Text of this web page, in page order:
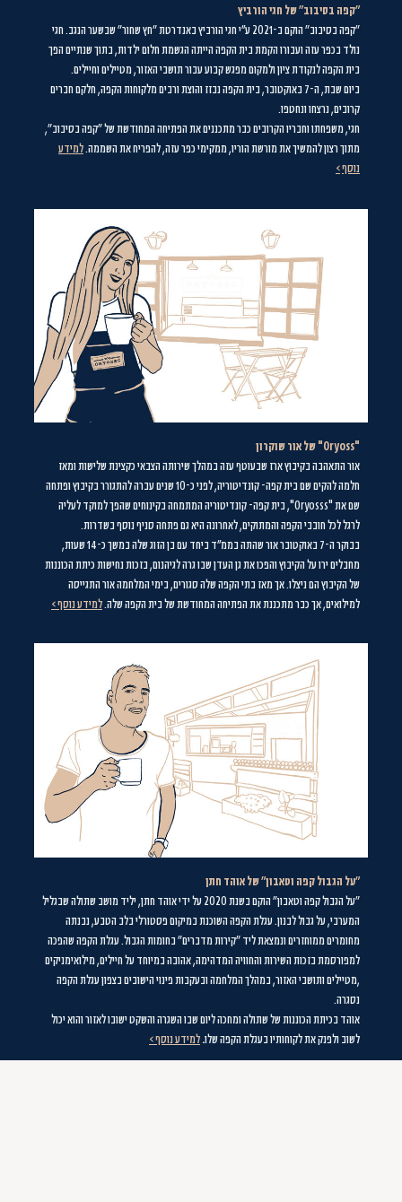
"קפה בסיבוב" של חגי הורביץ
"קפה בסיבוב" הוקם ב-2021 ע''י חגי הורביץ באנדרטת "חץ שחור" שבשער הנגב. חגי
נולד בכפר עזה ועבורו הקמת בית הקפה הייתה הגשמת חלום ילדות, בתוך שנתיים הפך
בית הקפה לנקודת ציון ולמקום מפגש קבוע עבור תושבי האזור, מטיילים וחיילים.
ביום שבת, ה-7 באוקטובר, בית הקפה נבזז והוצת ורבים מלקוחות הקפה, חלקם חברים
קרובים, נרצחו ונחטפו.
חגי, משפחתו וחבריו הקרובים כבר מתכננים את הפתיחה המחודשת של "קפה בסיבוב",
מתוך רצון להמשיך את מורשת הוריו, ממקימי כפר עזה, להפריח את השממה.למידע
נוסף>
"
Oryoss" של אור שוקרון
אור התאהבה בקיבוץ ארז שבעוטף עזה במהלך שירותה הצבאי כקצינת שלישות ומאז
חלמה להקים שם בית קפה- קונדיטוריה, לפני כ-10 שנים עברה להתגורר בקיבוץ ופתחה
שם את "Oryosss", בית קפה- קונדיטוריה המתמחה בקינוחים שהפך למוקד לעליה
לרגל לכל חובבי הקפה והמתוקים, לאחרונה היא גם פתחה סניף נוסף בשדרות.
בבוקר ה-7 באוקטובר אור שהתה בממ''ד ביחד עם בן הזוג שלה במשך כ-14 שעות,
מחבלים ירו על הקיבוץ והפכו את גן העדן שבו גרה לגיהנום, בזכות נחישות כיתת הכוננות
של הקיבוץ הם ניצלו. אך מאז בתי הקפה שלה סגורים, בימי המלחמה אור התגייסה
למילואים, אך כבר מתכננת את הפתיחה המחודשת של בית הקפה שלה.למידע נוסף >
"עלהגבול קפה וטאבון" של אוהד חתן
"על הגבול קפה וטאבון" הוקם בשנת 2020 על ידי אוהד חתן, יליד מושב שתולה שבגליל
המערבי, על גבול לבנון. עגלת הקפה השוכנת במיקום פסטורלי בלב הטבע, נבנתה
מחומרים ממוחזרים ונמצאת ליד "קירות מדברים" בחומות הגבול. עגלת הקפה שהפכה
למפורסמת בזכות השירות והחוויה המדהימה, אהובה במיוחד על חיילים, מילואימניקים
,מטיילים ותושבי האזור, במהלך המלחמה ובעקבות פינוי הישובים בצפון עגלת הקפה
נסגרה.
אוהד בכיתת הכוננות של שתולה ומחכה ליום שבו השגרה והשקט ישובו לאזור והוא יכול
לשוב ולפנק את לקוחותיו בעגלת הקפה שלו.למידע נוסף >